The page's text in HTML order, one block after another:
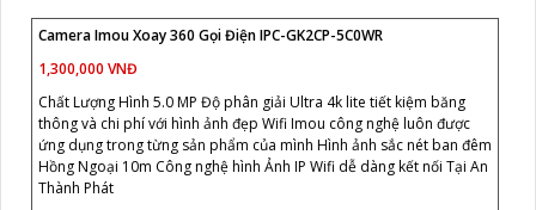
Camera Imou Xoay 360 Gọi Điện IPC-GK2CP-5C0WR
1,300,000 VNĐ
Chất Lượng Hình 5.0 MP Độ phân giải Ultra 4k lite tiết kiệm băng
thông và chi phí với hình ảnh đẹp Wifi Imou công nghệ luôn được
ứng dụng trong từng sản phẩm của mình Hình ảnh sắc nét ban đêm
Hồng Ngoại 10m Công nghệ hình Ảnh IP Wifi dễ dàng kết nối Tại An
Thành Phát